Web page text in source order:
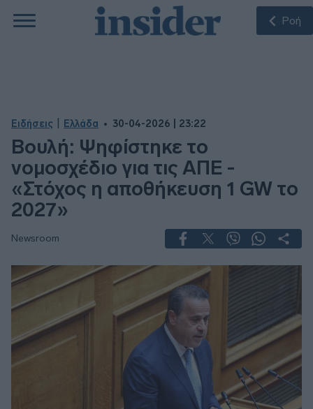
Ροή
Ειδήσεις Ελλάδα 30-04-2026 | 23:22
Βουλή: Ψηφίστηκε το
νομοσχέδιο για τις ΑΠΕ -
«Στόχος η αποθήκευση 1 GW το
2027»
Newsroom